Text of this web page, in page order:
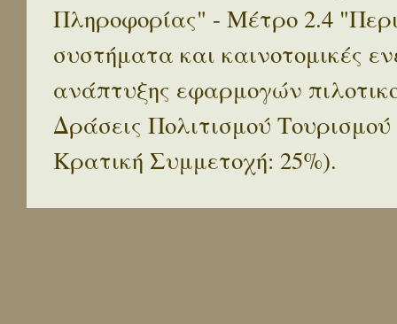
Πληροφορίας" - Μέτρο 2.4
συστήματα και καινοτομικές
ανάπτυξης εφαρμογών
Δράσεις Πολιτισμού
Κρατική Συμμετοχή: 25%).